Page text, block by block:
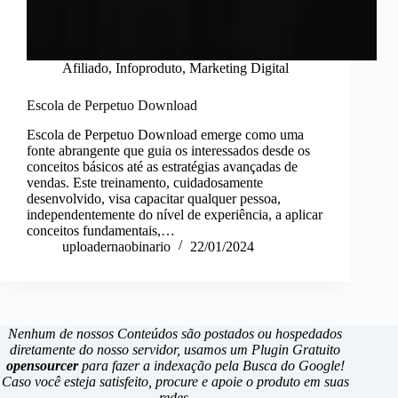
Afiliado, Infoproduto, Marketing Digital
Escola de Perpetuo Download
Escola de Perpetuo Download emerge como uma
fonte abrangente que guia os interessados desde os
conceitos básicos até as estratégias avançadas de
vendas. Este treinamento, cuidadosamente
desenvolvido, visa capacitar qualquer pessoa,
independentemente do nível de experiência, a aplicar
conceitos fundamentais,…
uploadernaobinario
22/01/2024
Nenhum de nossos Conteúdos são postados ou hospedados
diretamente do nosso servidor, usamos um Plugin Gratuito
opensourcerpara fazer a indexação pela Busca do Google!
Caso você esteja satisfeito, procure e apoie o produto em suas